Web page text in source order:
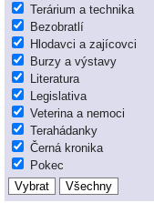
Terárium a technika
Bezobratlí
Hlodavci a zajícovci
Burzy a výstavy
Literatura
Legislativa
Veterina a nemoci
Terahádanky
Černá kronika
Pokec